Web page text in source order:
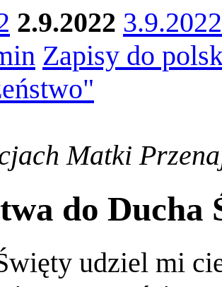
2.9.2022 3.9.2022
Zapisy do
Matki
do Ducha
udziel mi